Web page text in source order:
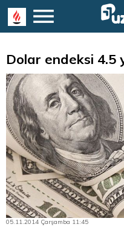
Dolar endeksi 4.5
05.11.2014 Çarşamba 11:45